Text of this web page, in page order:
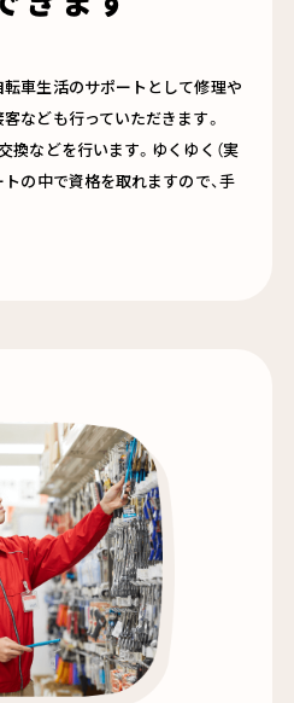
車生活のサポートとして修理や
なども行っていただきます。
換などを行います。ゆくゆく（実
の中で資格を取れますので、手